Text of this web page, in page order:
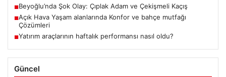
■Beyoğlu’nda Şok Olay: Çıplak Adam ve Çekişmeli Kaçış
■Açık Hava Yaşam alanlarında Konfor ve bahçe mutfağı
Çözümleri
■Yatırım araçlarının haftalık performansı nasıl oldu?
Güncel